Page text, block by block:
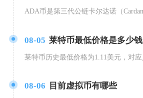
08-05 莱特币最低价格是多少钱
08-06 目前虚拟币有哪些